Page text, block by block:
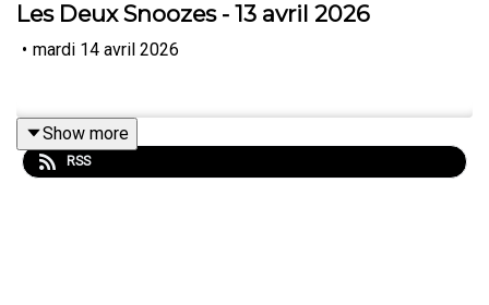
Les Deux Snoozes - 13 avril 2026
• mardi 14 avril 2026
Show more
RSS